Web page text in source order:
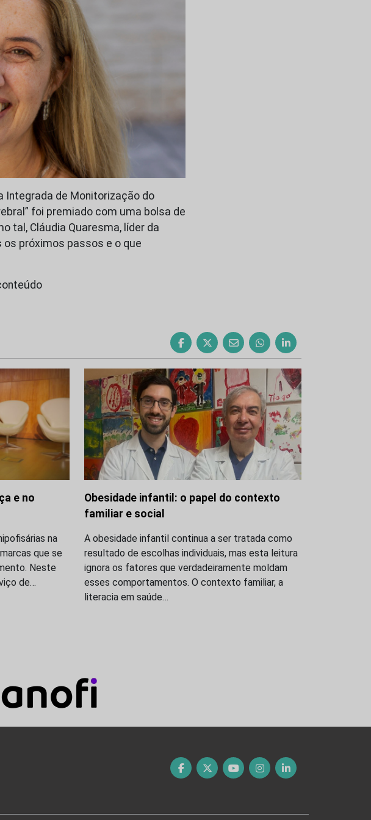
Integrada de Monitorização do
foi premiado com uma bolsa de
tal, Cláudia Quaresma, líder da
próximos passos e o que
e no
na
que se
Neste
de…
Obesidade infantil: o papel do contexto
familiar e social
A obesidade infantil continua a ser tratada como
resultado de escolhas individuais, mas esta leitura
ignora os fatores que verdadeiramente moldam
esses comportamentos. O contexto familiar, a
literacia em saúde…